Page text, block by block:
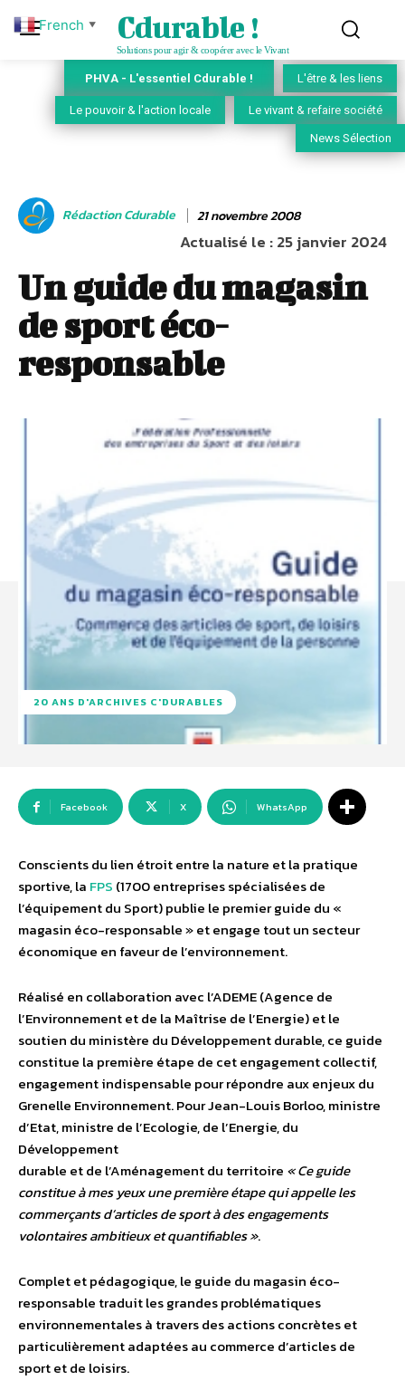
Cdurable !
Solutions pour agir & coopérer avec le Vivant
PHVA - L'essentiel Cdurable ! L'être & les liens
Le pouvoir & l'action locale Le vivant & refaire société
News Sélection
Rédaction Cdurable 21 novembre 2008
Actualisé le :25 janvier 2024
Un guide du magasin
de sport éco-
responsable
20 ANS D'ARCHIVES C'DURABLES
Facebook X WhatsApp
Conscients du lien étroit entre la nature et la pratique
sportive, la FPS (1700 entreprises spécialisées de
l’équipement du Sport) publie le premier guide du «
magasin éco-responsable » et engage tout un secteur
économique en faveur de l’environnement.
Réalisé en collaboration avec l’ADEME (Agence de
l’Environnement et de la Maîtrise de l’Energie) et le
soutien du ministère du Développement durable, ce guide
constitue la première étape de cet engagement collectif,
engagement indispensable pour répondre aux enjeux du
Grenelle Environnement. Pour Jean-Louis Borloo, ministre
d’Etat, ministre de l’Ecologie, de l’Energie, du
Développement
durable et de l’Aménagement du territoire « Ce guide
constitue à mes yeux une première étape qui appelle les
commerçants d’articles de sport à des engagements
volontaires ambitieux et quantifiables ».
Complet et pédagogique, le guide du magasin éco-
responsable traduit les grandes problématiques
environnementales à travers des actions concrètes et
particulièrement adaptées au commerce d’articles de
sport et de loisirs.
French ▼